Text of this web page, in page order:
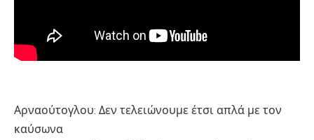
Αρναούτογλου: Δεν τελειώνουμε έτσι απλά με τον
καύσωνα